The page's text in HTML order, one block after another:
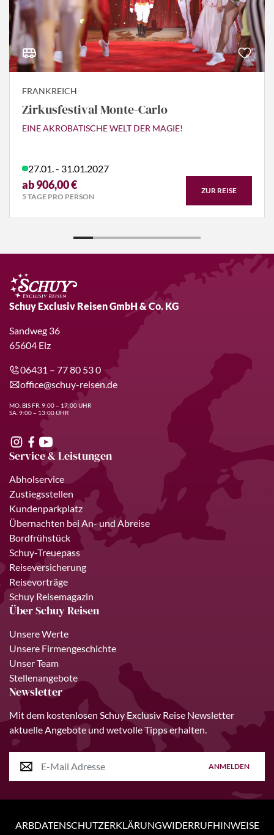
FRANKREICH
Zirkusfestival Monte-Carlo
EINE AKROBATISCHE WELT DER MAGIE!
27.01. - 31.01.2027
ab 906,00 €
5 TAGE PRO PERSON
ZUR REISE
Schuy Exclusiv Reisen GmbH & Co. KG
Sandweg 36
65604 Elz
06431 – 77 80 53 0
office@schuy-reisen.de
MO. BIS FR. 9:00 – 17:00 UHR
SA. 9:00 – 13:00 UHR
Service & Leistungen
Abholservice
Zustiegsstellen
Kundenparkplatz
Übernachten bei An- und Abreise
Bordfrühstück
Schuy-Treuepass
Reiseversicherung
Reisevorträge
Schuy Reisemagazin
Über Schuy Reisen
Unsere Werte
Unsere Firmengeschichte
Unser Team
Stellenangebote
Newsletter
Mit dem kostenlosen Schuy Exclusiv Reise Newsletter
aktuelle Angebote und wetvolle Tipps erhalten.
ANMELDEN
ARBDATENSCHUTZERKLÄRUNGWIDERRUFHINWEISE